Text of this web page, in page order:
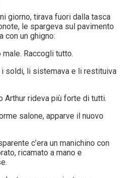
giorno, tirava fuori dalla tasca
le spargeva sul pavimento
con un ghigno:
Raccogli tutto.
soldi, li sistemava e li restituiva
rideva più forte di tutti.
salone, apparve il nuovo
c’era un manichino con
ricamato a mano e